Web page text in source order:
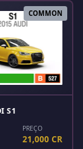
COMMON
S1
PREÇO
21,000 CR